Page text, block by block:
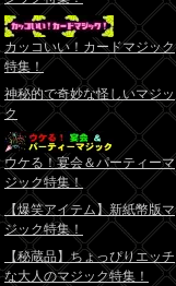
カッコいい！カードマジック
特集！
神秘的で奇妙な怪しいマジッ
ク
ウケる！宴会＆パーティーマ
ジック特集！
【爆笑アイテム】新紙幣版マ
ジック特集！
【秘蔵品】ちょっぴりエッチ
な大人のマジック特集！